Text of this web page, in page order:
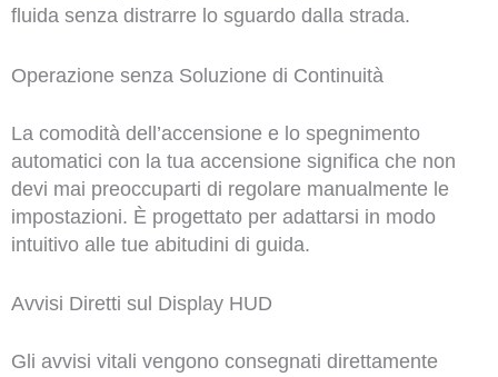
fluida senza distrarre lo sguardo dalla strada.
Operazione senza Soluzione di Continuità
La comodità dell’accensione e lo spegnimento
automatici con la tua accensione significa che non
devi mai preoccuparti di regolare manualmente le
impostazioni. È progettato per adattarsi in modo
intuitivo alle tue abitudini di guida.
Avvisi Diretti sul Display HUD
Gli avvisi vitali vengono consegnati direttamente